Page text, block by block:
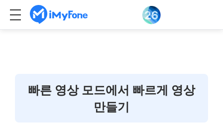
빠른 영상 모드에서 빠르게 영상
만들기